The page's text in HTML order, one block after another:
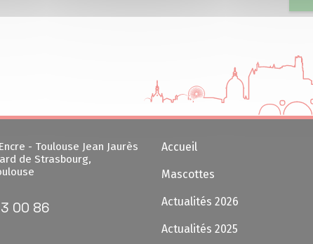
- Toulouse Jean Jaurès
de Strasbourg,
00 86
Accueil
Mascottes
Actualités 2026
Actualités 2025